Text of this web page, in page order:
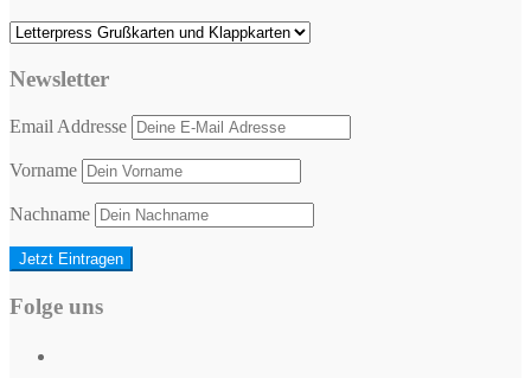
Newsletter
Email Addresse
Vorname
Nachname
Folge uns